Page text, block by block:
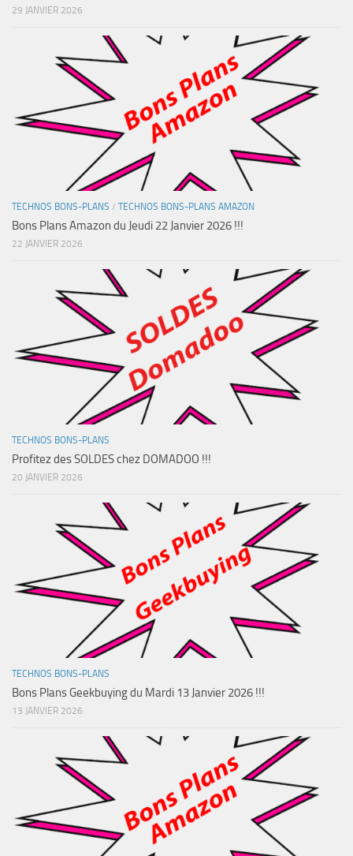
29 JANVIER 2026
TECHNOS BONS-PLANS / TECHNOS BONS-PLANS AMAZON
Bons Plans Amazon du Jeudi 22 Janvier 2026 !!!
22 JANVIER 2026
TECHNOS BONS-PLANS
Profitez des SOLDES chez DOMADOO !!!
20 JANVIER 2026
TECHNOS BONS-PLANS
Bons Plans Geekbuying du Mardi 13 Janvier 2026 !!!
13 JANVIER 2026